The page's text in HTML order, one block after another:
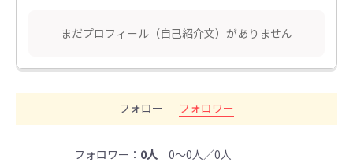
まだプロフィール（自己紹介文）がありません
フォロー フォロワー
フォロワー： 0人0～0人／0人